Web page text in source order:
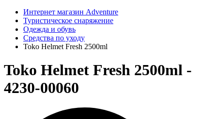
Интернет магазин Adventure
Туристическое снаряжение
Одежда и обувь
Средства по уходу
Toko Helmet Fresh 2500ml
Toko Helmet Fresh 2500ml -
4230-00060